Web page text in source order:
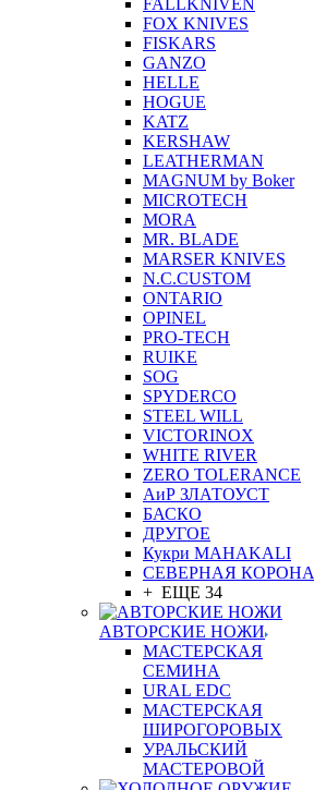
FALLKNIVEN
FOX KNIVES
FISKARS
GANZO
HELLE
HOGUE
KATZ
KERSHAW
LEATHERMAN
MAGNUM by Boker
MICROTECH
MORA
MR. BLADE
MARSER KNIVES
N.C.CUSTOM
ONTARIO
OPINEL
PRO-TECH
RUIKE
SOG
SPYDERCO
STEEL WILL
VICTORINOX
WHITE RIVER
ZERO TOLERANCE
АиР ЗЛАТОУСТ
БАСКО
ДРУГОЕ
Кукри MAHAKALI
СЕВЕРНАЯ КОРОНА
+ ЕЩЕ 34
АВТОРСКИЕ НОЖИ
МАСТЕРСКАЯ
СЕМИНА
URAL EDC
МАСТЕРСКАЯ
ШИРОГОРОВЫХ
УРАЛЬСКИЙ
МАСТЕРОВОЙ